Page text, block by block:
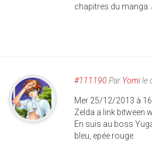
chapitres du manga.
#111190 Par Yomile
Mer 25/12/2013 à
Zelda a link bitween
En suis au boss
bleu, epée rouge.